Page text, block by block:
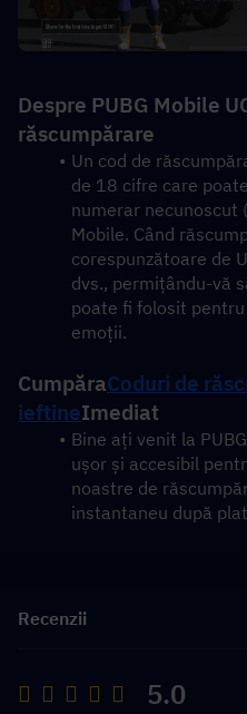
Despre PUBG Mobile
răscumpărare
Un cod de
de 18 cifre care
numerar necunoscut
Mobile. Când
corespunzătoare de
dvs., permițându-vă
poate fi folosit
emoții.
CumpăraCoduri de
ieftineImediat
Bine ați venit la
ușor și accesibil
noastre de
instantaneu după
Recenzii
5.0